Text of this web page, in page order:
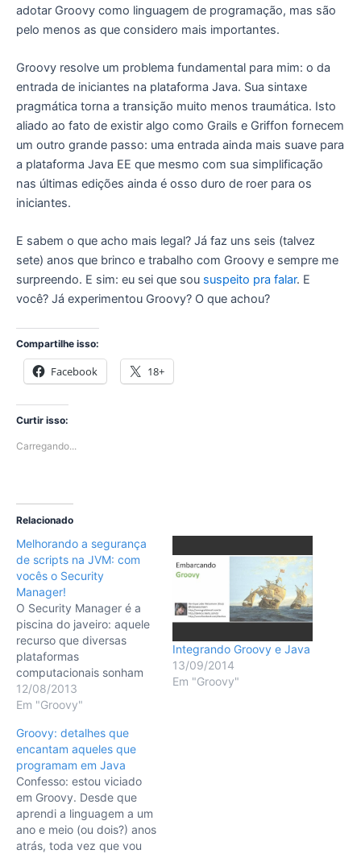
adotar Groovy como linguagem de programação, mas são
pelo menos as que considero mais importantes.
Groovy resolve um problema fundamental para mim: o da
entrada de iniciantes na plataforma Java. Sua sintaxe
pragmática torna a transição muito menos traumática. Isto
aliado ao fato de existir algo como Grails e Griffon fornecem
um outro grande passo: uma entrada ainda mais suave para
a plataforma Java EE que mesmo com sua simplificação
nas últimas edições ainda é osso duro de roer para os
iniciantes.
E sabem o que acho mais legal? Já faz uns seis (talvez
sete) anos que brinco e trabalho com Groovy e sempre me
surpreendo. E sim: eu sei que sou suspeito pra falar. E
você? Já experimentou Groovy? O que achou?
Compartilhe isso:
Facebook 18+
Curtir isso:
Carregando...
Relacionado
Melhorando a segurança
de scripts na JVM: com
vocês o Security
Manager!
O Security Manager é a
piscina do javeiro: aquele
recurso que diversas
plataformas
computacionais sonham
possuir e muitos de nós
simplesmente ignoramos.
bem por alto o que vêm a
ser este recurso e como
você pode usá-lo para
executar seus scripts em
um ambiente isolado,
impedindo…
12/08/2013
Em "Groovy"
Integrando Groovy e Java
13/09/2014
Em "Groovy"
Groovy: detalhes que
encantam aqueles que
programam em Java
Confesso: estou viciado
em Groovy. Desde que
aprendi a linguagem a um
ano e meio (ou dois?) anos
atrás, toda vez que vou